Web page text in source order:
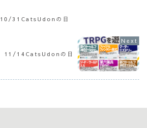
10/31CatsUdonの日
11/14CatsUdonの日